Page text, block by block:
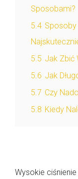
Sposobami?
5.4 Sposoby
5.5 Jak Zbić
5.6 Jak
5.7 Czy
5.8 Kiedy
Wysokie